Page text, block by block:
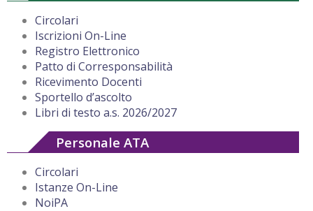
Circolari
Iscrizioni On-Line
Registro Elettronico
Patto di Corresponsabilità
Ricevimento Docenti
Sportello d’ascolto
Libri di testo a.s. 2026/2027
Personale ATA
Circolari
Istanze On-Line
NoiPA